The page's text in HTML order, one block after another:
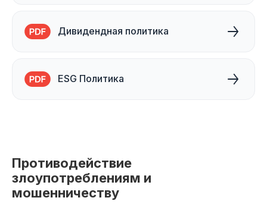
Дивидендная политика
ESG Политика
Противодействие
злоупотреблениям и
мошенничеству